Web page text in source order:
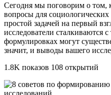
Сегодня мы поговорим о том,
вопросы для
простой задачей на первый
исследователи сталкиваются
формулировках могут
значит, и выводы вашего
1.8K показов 108 открытий